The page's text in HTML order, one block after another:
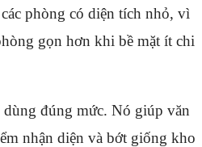
phòng có diện tích nhỏ, vì
gọn hơn khi bề mặt ít chi
đúng mức. Nó giúp văn
nhận diện và bớt giống kho